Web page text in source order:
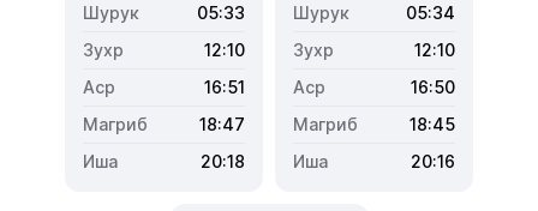
05:33
12:10
16:51
18:47
20:18
05:34
12:10
16:50
18:45
20:16